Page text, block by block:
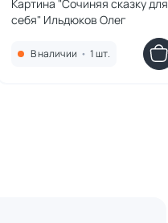
Картина "Сочиняя сказку для
себя" Ильдюков Олег
В наличии • 1 шт.